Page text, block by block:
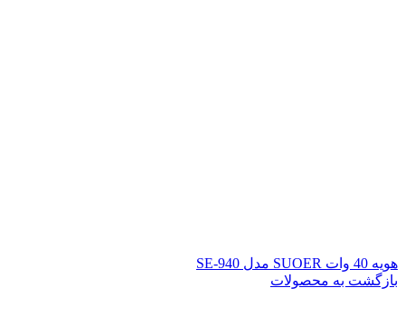
هویه 40 وات SUOER مدل SE-940
بازگشت به محصولات